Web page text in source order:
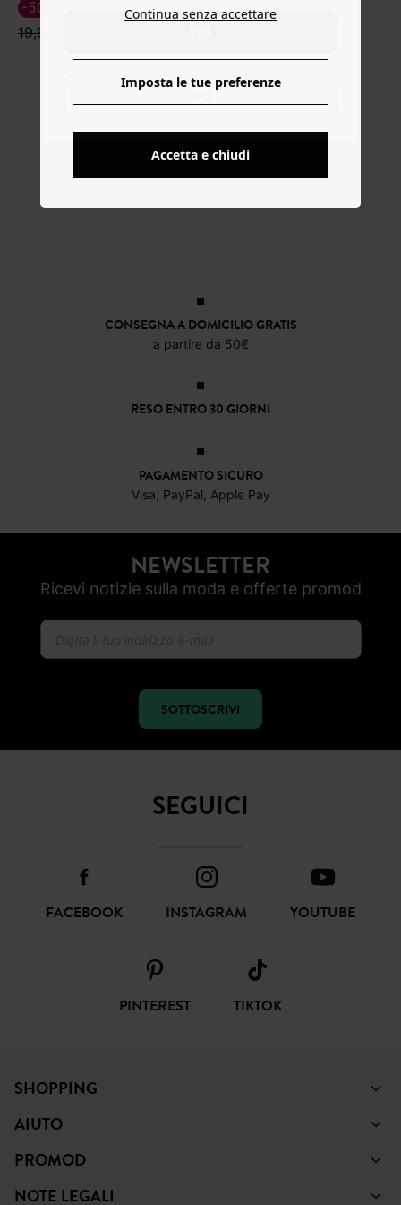
19,99 €
-50% -60%
CONSEGNA A DOMICILIO GRATIS
a partire da 50€
RESO ENTRO 30 GIORNI
PAGAMENTO SICURO
Visa, PayPal, Apple Pay
NEWSLETTER
Ricevi notizie sulla moda e offerte promod
SOTTOSCRIVI
SEGUICI
FACEBOOK INSTAGRAM YOUTUBE
PINTEREST TIKTOK
SHOPPING
AIUTO
PROMOD
NOTE LEGALI
Continua senza accettare
Imposta le tue preferenze
Accetta e chiudi